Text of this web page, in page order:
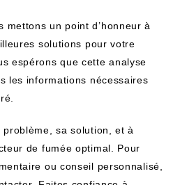
mettons un point d’honneur à
solutions pour votre
espérons que cette analyse
les informations nécessaires
problème, sa solution, et à
de fumée optimal. Pour
ou conseil personnalisé,